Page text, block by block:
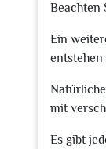
Beachten
Ein
entstehen
mit
Es gibt